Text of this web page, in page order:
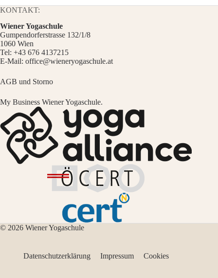
KONTAKT:
Wiener Yogaschule
Gumpendorferstrasse 132/1/8
1060 Wien
Tel: +43 676 4137215
E-Mail: office@wieneryogaschule.at
AGB und Storno
My Business Wiener Yogaschule.
© 2026 Wiener Yogaschule
Datenschutzerklärung Impressum Cookies